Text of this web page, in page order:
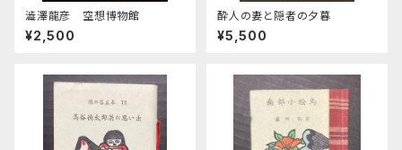
澁澤龍彦 空想博物館
¥2,500
酔人の妻と隠者の夕暮
¥5,500